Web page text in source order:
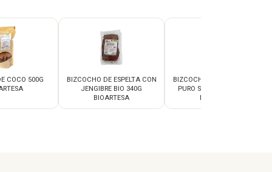
COCO 500G
BIZCOCHO DE ESPELTA CON
JENGIBRE BIO 340G
BIOARTESA
BIZCOCHO ESPELTA CACAO
PURO SIN LACTOSA 340G